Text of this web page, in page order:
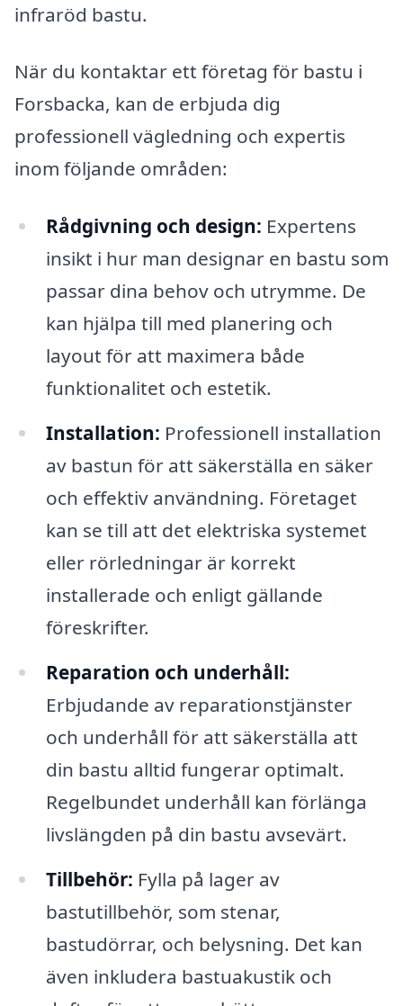
infraröd bastu.
När du kontaktar ett företag för bastu i
Forsbacka, kan de erbjuda dig
professionell vägledning och expertis
inom följande områden:
Rådgivning och design: Expertens
insikt i hur man designar en bastu som
passar dina behov och utrymme. De
kan hjälpa till med planering och
layout för att maximera både
funktionalitet och estetik.
Installation: Professionell installation
av bastun för att säkerställa en säker
och effektiv användning. Företaget
kan se till att det elektriska systemet
eller rörledningar är korrekt
installerade och enligt gällande
föreskrifter.
Reparation och underhåll:
Erbjudande av reparationstjänster
och underhåll för att säkerställa att
din bastu alltid fungerar optimalt.
Regelbundet underhåll kan förlänga
livslängden på din bastu avsevärt.
Tillbehör: Fylla på lager av
bastutillbehör, som stenar,
bastudörrar, och belysning. Det kan
även inkludera bastuakustik och